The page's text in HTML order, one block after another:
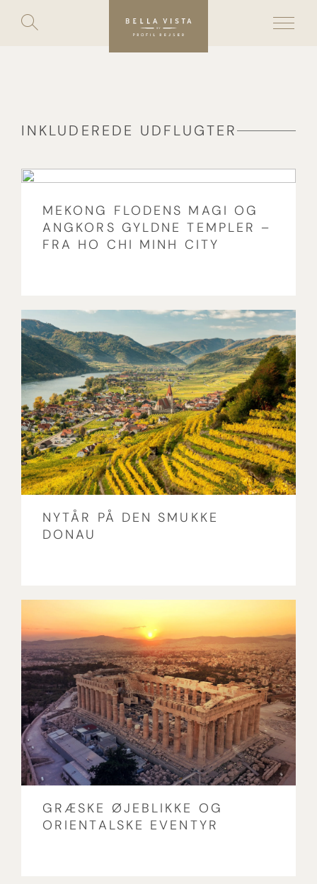
Skip
Toggle
search
INKLUDEREDE UDFLUGTER
MEKONG FLODENS MAGI OG
ANGKORS GYLDNE TEMPLER –
FRA HO CHI MINH CITY
NYTÅR PÅ DEN SMUKKE
DONAU
GRÆSKE ØJEBLIKKE OG
ORIENTALSKE EVENTYR